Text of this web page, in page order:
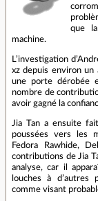
que
machine.
L’investigation
xz depuis environ un
une porte dérobée
nombre de
avoir gagné la
Jia Tan a ensuite
poussées vers les
Fedora Rawhide,
contributions de Jia
analyse, car il
louches à d’autres
comme visant